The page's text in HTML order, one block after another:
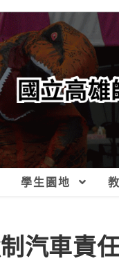
學生園地
汽車責